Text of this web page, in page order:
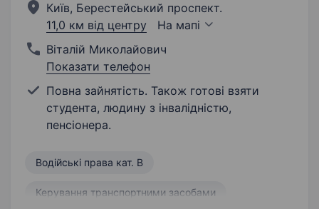
Київ, Берестейський проспект.
11,0 км від центру
На мапі
Віталій Миколайович
Показати телефон
Повна зайнятість. Також готові взяти
студента, людину з інвалідністю,
пенсіонера.
Водійські права кат. B
Керування транспортними засобами